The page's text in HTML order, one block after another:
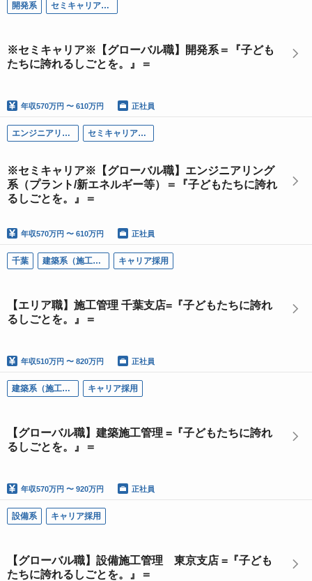
開発系 セミキャリア採用
※セミキャリア※【グローバル職】開発系＝『子ども
たちに誇れるしごとを。』＝
年収570万円 〜 610万円 正社員
エンジニアリング系 セミキャリア採用
※セミキャリア※【グローバル職】エンジニアリング
系（プラント/新エネルギー等）＝『子どもたちに誇れ
るしごとを。』＝
年収570万円 〜 610万円 正社員
千葉 建築系（施工管理） キャリア採用
【エリア職】施工管理 千葉支店=『子どもたちに誇れ
るしごとを。』＝
年収510万円 〜 820万円 正社員
建築系（施工管理） キャリア採用
【グローバル職】建築施工管理 =『子どもたちに誇れ
るしごとを。』＝
年収570万円 〜 920万円 正社員
設備系 キャリア採用
【グローバル職】設備施工管理 東京支店 =『子ども
たちに誇れるしごとを。』＝